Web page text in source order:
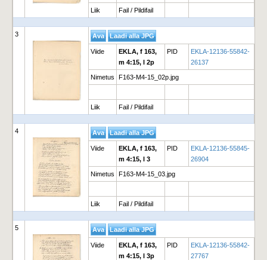
Liik Fail / Pildifail
3
Viide
EKLA, f 163,
m 4:15, l 2p
PID
EKLA-12136-55842-
26137
Nimetus F163-M4-15_02p.jpg
Liik Fail / Pildifail
4
Viide
EKLA, f 163,
m 4:15, l 3
PID
EKLA-12136-55845-
26904
Nimetus F163-M4-15_03.jpg
Liik Fail / Pildifail
5
Viide
EKLA, f 163,
m 4:15, l 3p
PID
EKLA-12136-55842-
27767